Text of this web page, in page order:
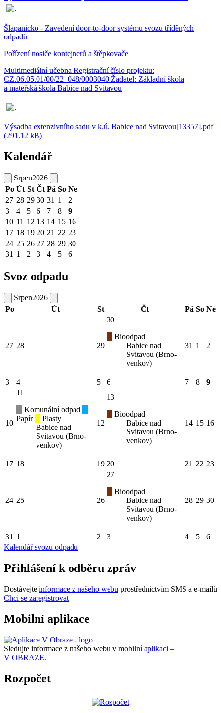
Šlapanicko - Zavedení door-to-door systému svozu tříděných
odpadů
Pořízení nosiče kontejnerů a štěpkovače
Multimediální učebna Registrační číslo projektu:
CZ.06.05.01/00/22_048/0003040 Žadatel: Základní škola
a mateřská škola Babice nad Svitavou
Výsadba extenzivního sadu v k.ú. Babice nad Svitavou[13357].pdf
(291.12 kB)
Kalendář
Srpen2026
Po Út St Čt Pá So Ne
27 28 29 30 31 1
2
3
4 5 6 7 8
9
10 11 12 13 14 15 16
17 18 19 20 21 22 23
24 25 26 27 28 29 30
31 1 2 3 4 5 6
Svoz odpadu
Srpen2026
Po
Út St Čt Pá So Ne
27 28 29
30
Bioodpad
Babice nad
Svitavou (Brno-
venkov)
31 1 2
3 4 5 6 7 8 9
10
11
Komunální odpad
Papír
Plasty
Babice nad
Svitavou (Brno-
venkov)
12
13
Bioodpad
Babice nad
Svitavou (Brno-
venkov)
14 15 16
17 18 19 20 21 22 23
24 25 26
27
Bioodpad
Babice nad
Svitavou (Brno-
venkov)
28 29 30
31 1 2 3 4 5
6
Kalendář svozu odpadu
Přihlášení k odběru zpráv
Dostávejte informace z našeho webu prostřednictvím SMS a e-mailů
Chci se zaregistrovat
Mobilní aplikace
Sledujte informace z našeho webu v mobilní aplikaci –
V OBRAZE.
Rozpočet